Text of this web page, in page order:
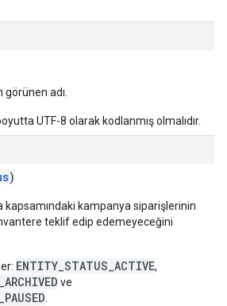
adı.
UTF-8 olarak kodlanmış olmalıdır.
)
kapsamındaki kampanya siparişlerinin
teklif edip edemeyeceğini
ENTITY_STATUS_ACTIVE,
ve